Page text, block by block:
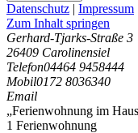
Datenschutz | Impressum
Zum Inhalt springen
Gerhard-Tjarks-Straße 3
26409 Carolinensiel
Telefon04464 9458444
Mobil0172 8036340
Email
„Ferienwohnung im
1 Ferienwohnung